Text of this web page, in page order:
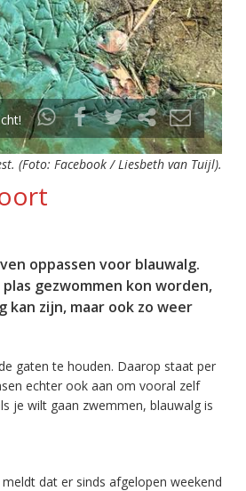
(Foto: Facebook / Liesbeth van Tuijl).
oppassen voor blauwalg.
gezwommen kon worden,
kan zijn, maar ook zo weer
gaten te houden. Daarop staat per
echter ook aan om vooral zelf
je wilt gaan zwemmen, blauwalg is
dat er sinds afgelopen weekend